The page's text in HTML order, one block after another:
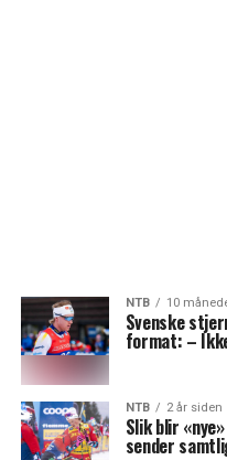
NTB 10
Svenske
format: –
NTB 2 år siden
Slik blir
sender